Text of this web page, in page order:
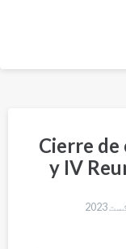
Cierre de
y IV